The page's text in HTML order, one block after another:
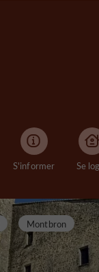
S'informer Se
Montbron